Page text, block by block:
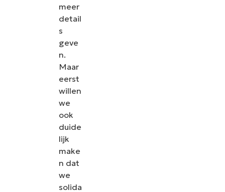
meer
detail
s
geve
n.
Maar
eerst
willen
we
ook
duide
lijk
make
n dat
we
solida